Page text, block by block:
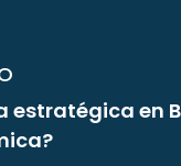
estratégica en